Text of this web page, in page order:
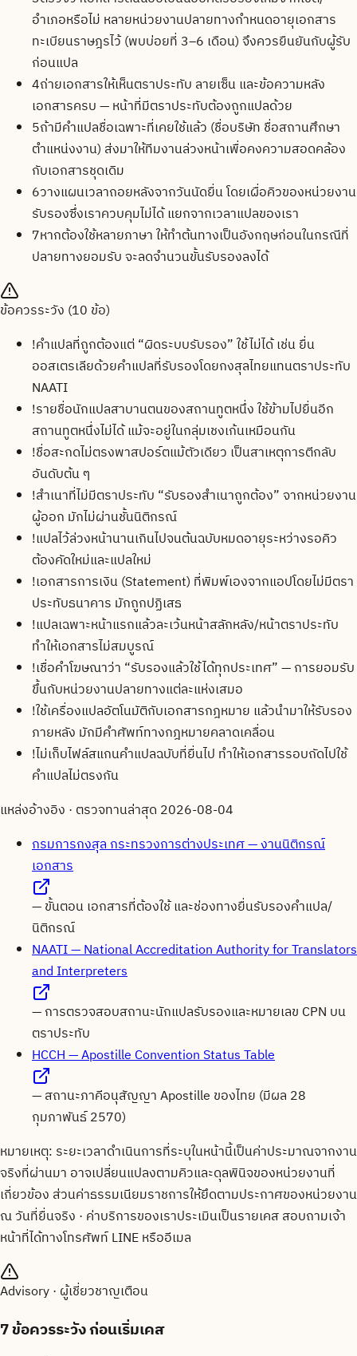
อำเภอหรือไม่ หลายหน่วยงานปลายทางกำหนดอายุเอกสาร
ทะเบียนราษฎรไว้ (พบบ่อยที่ 3–6 เดือน) จึงควรยืนยันกับผู้รับ
ก่อนแปล
4ถ่ายเอกสารให้เห็นตราประทับ ลายเซ็น และข้อความหลัง
เอกสารครบ — หน้าที่มีตราประทับต้องถูกแปลด้วย
5ถ้ามีคำแปลชื่อเฉพาะที่เคยใช้แล้ว (ชื่อบริษัท ชื่อสถานศึกษา
ตำแหน่งงาน) ส่งมาให้ทีมงานล่วงหน้าเพื่อคงความสอดคล้อง
กับเอกสารชุดเดิม
6วางแผนเวลาถอยหลังจากวันนัดยื่น โดยเผื่อคิวของหน่วยงาน
รับรองซึ่งเราควบคุมไม่ได้ แยกจากเวลาแปลของเรา
7หากต้องใช้หลายภาษา ให้ทำต้นทางเป็นอังกฤษก่อนในกรณีที่
ปลายทางยอมรับ จะลดจำนวนขั้นรับรองลงได้
ข้อควรระวัง (10 ข้อ)
!คำแปลที่ถูกต้องแต่ “ผิดระบบรับรอง” ใช้ไม่ได้ เช่น ยื่น
ออสเตรเลียด้วยคำแปลที่รับรองโดยกงสุลไทยแทนตราประทับ
NAATI
!รายชื่อนักแปลสาบานตนของสถานทูตหนึ่ง ใช้ข้ามไปยื่นอีก
สถานทูตหนึ่งไม่ได้ แม้จะอยู่ในกลุ่มเชงเก้นเหมือนกัน
!ชื่อสะกดไม่ตรงพาสปอร์ตแม้ตัวเดียว เป็นสาเหตุการตีกลับ
อันดับต้น ๆ
!สำเนาที่ไม่มีตราประทับ “รับรองสำเนาถูกต้อง” จากหน่วยงาน
ผู้ออก มักไม่ผ่านชั้นนิติกรณ์
!แปลไว้ล่วงหน้านานเกินไปจนต้นฉบับหมดอายุระหว่างรอคิว
ต้องคัดใหม่และแปลใหม่
!เอกสารการเงิน (Statement) ที่พิมพ์เองจากแอปโดยไม่มีตรา
ประทับธนาคาร มักถูกปฏิเสธ
!แปลเฉพาะหน้าแรกแล้วละเว้นหน้าสลักหลัง/หน้าตราประทับ
ทำให้เอกสารไม่สมบูรณ์
!เชื่อคำโฆษณาว่า “รับรองแล้วใช้ได้ทุกประเทศ” — การยอมรับ
ขึ้นกับหน่วยงานปลายทางแต่ละแห่งเสมอ
!ใช้เครื่องแปลอัตโนมัติกับเอกสารกฎหมาย แล้วนำมาให้รับรอง
ภายหลัง มักมีคำศัพท์ทางกฎหมายคลาดเคลื่อน
!ไม่เก็บไฟล์สแกนคำแปลฉบับที่ยื่นไป ทำให้เอกสารรอบถัดไปใช้
คำแปลไม่ตรงกัน
แหล่งอ้างอิง · ตรวจทานล่าสุด 2026-08-04
กรมการกงสุล กระทรวงการต่างประเทศ — งานนิติกรณ์
เอกสาร
—ขั้นตอน เอกสารที่ต้องใช้ และช่องทางยื่นรับรองคำแปล/
นิติกรณ์
NAATI — National Accreditation Authority for Translators
and Interpreters
—การตรวจสอบสถานะนักแปลรับรองและหมายเลข CPN บน
ตราประทับ
HCCH — Apostille Convention Status Table
—สถานะภาคีอนุสัญญา Apostille ของไทย (มีผล 28
กุมภาพันธ์ 2570)
หมายเหตุ: ระยะเวลาดำเนินการที่ระบุในหน้านี้เป็นค่าประมาณจากงาน
จริงที่ผ่านมา อาจเปลี่ยนแปลงตามคิวและดุลพินิจของหน่วยงานที่
เกี่ยวข้อง ส่วนค่าธรรมเนียมราชการให้ยึดตามประกาศของหน่วยงาน
ณ วันที่ยื่นจริง · ค่าบริการของเราประเมินเป็นรายเคส สอบถามเจ้า
หน้าที่ได้ทางโทรศัพท์ LINE หรืออีเมล
Advisory · ผู้เชี่ยวชาญเตือน
7ข้อควรระวัง ก่อนเริ่มเคส